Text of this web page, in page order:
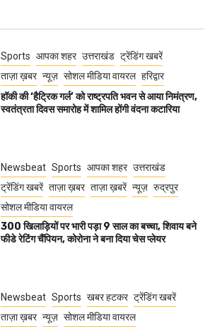
Sports आपका शहर उत्तराखंड ट्रेंडिंग खबरें
ताज़ा ख़बर न्यूज़ सोशल मीडिया वायरल हरिद्वार
हॉकी की ‘हैट्रिक गर्ल’ को राष्ट्रपति भवन से आया निमंत्रण,
स्वतंत्रता दिवस समारोह में शामिल होंगी वंदना कटारिया
Newsbeat Sports आपका शहर उत्तराखंड
ट्रेंडिंग खबरें ताज़ा ख़बर ताज़ा ख़बरें न्यूज़ रुद्रपुर
सोशल मीडिया वायरल
300 खिलाड़ियों पर भारी पड़ा 9 साल का बच्चा, शिवाय बने
फीडे रेटिंग चैंपियन, कोरोना ने बना दिया चेस प्लेयर
Newsbeat Sports खबर हटकर ट्रेंडिंग खबरें
ताज़ा ख़बर न्यूज़ सोशल मीडिया वायरल